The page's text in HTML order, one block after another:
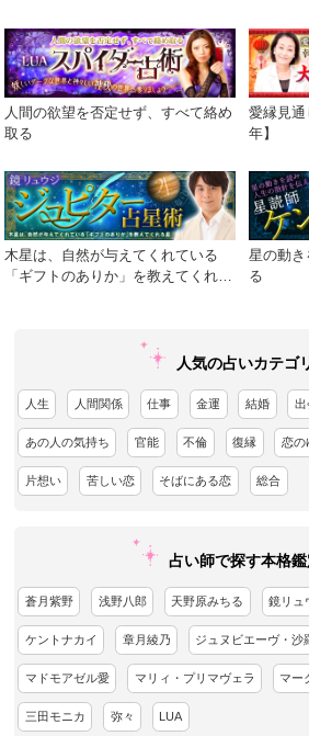
人間の欲望を否定せず、すべて絡め
取る
愛縁見通
年】
木星は、自然が与えてくれている
「ギフトのありか」を教えてくれる
星の動き
る
人気の占いカテゴ
人生 人間関係 仕事 金運 結婚 出
あの人の気持ち 官能 不倫 復縁 恋の
片想い 苦しい恋 そばにある恋 総合
占い師で探す本格鑑
蒼月紫野 浅野八郎 天野原みちる 鏡リュ
ケントナカイ 章月綾乃 ジュヌビエーヴ・沙
マドモアゼル愛 マリィ・プリマヴェラ マー
三田モニカ 弥々 LUA